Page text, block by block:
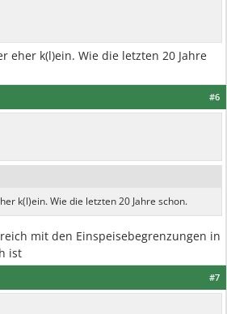
eher k(l)ein. Wie die letzten 20 Jahre
#6
k(l)ein. Wie die letzten 20 Jahre schon.
mit den Einspeisebegrenzungen in
ist
#7